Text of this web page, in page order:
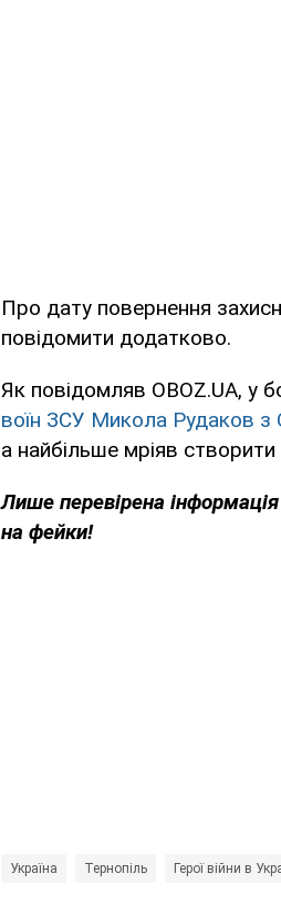
Про дату повернення
повідомити додатково.
Як повідомляв OBOZ.UA, у
воїн ЗСУ Микола Рудаков
а найбільше мріяв створити
Лише перевірена
на фейки!
Україна Тернопіль Герої війни в